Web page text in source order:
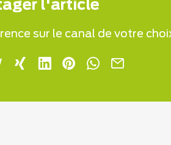
l'article
sur le canal de votre